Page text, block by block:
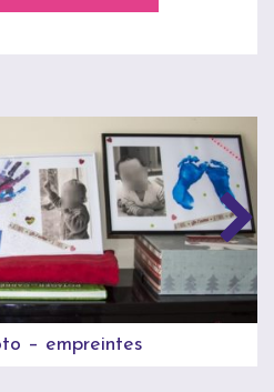
– empreintes